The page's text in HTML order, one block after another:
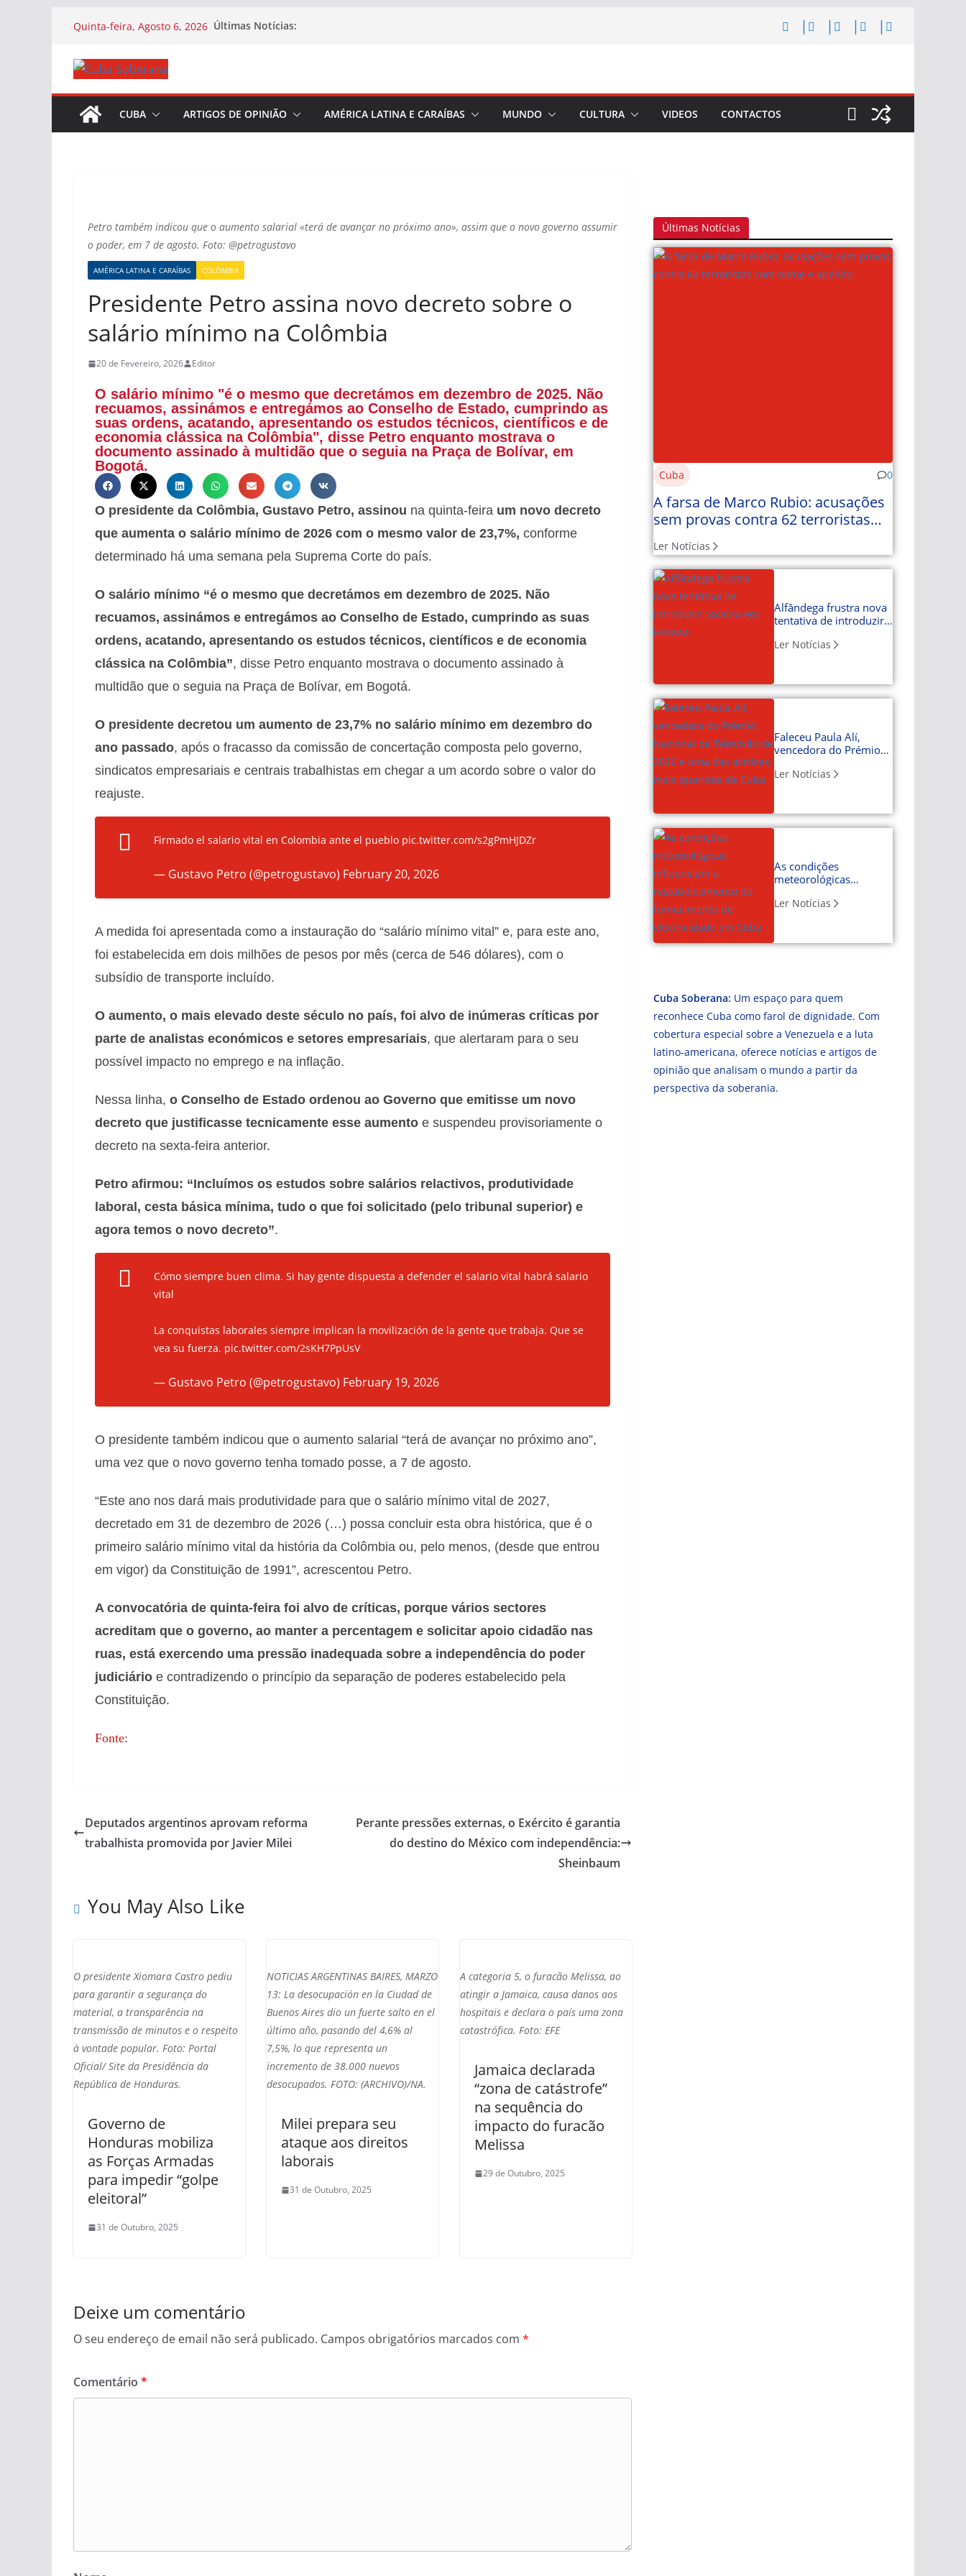
Quinta-feira, Agosto 6, 2026 Últimas Notícias:
CUBA ARTIGOS DE OPINIÃO AMÉRICA LATINA E CARAÍBAS MUNDO CULTURA VIDEOS CONTACTOS
Petro também indicou que o aumento salarial «terá de avançar no próximo ano», assim que o novo governo assumir
o poder, em 7 de agosto. Foto: @petrogustavo
AMÉRICA LATINA E CARAÍBAS COLÔMBIA
Presidente Petro assina novo decreto sobre o
salário mínimo na Colômbia
20 de Fevereiro, 2026 Editor
O salário mínimo "é o mesmo que decretámos em dezembro de 2025. Não
recuamos, assinámos e entregámos ao Conselho de Estado, cumprindo as
suas ordens, acatando, apresentando os estudos técnicos, científicos e de
economia clássica na Colômbia", disse Petro enquanto mostrava o
documento assinado à multidão que o seguia na Praça de Bolívar, em
Bogotá.
O presidente da Colômbia, Gustavo Petro, assinou na quinta-feira um novo decreto
que aumenta o salário mínimo de 2026 com o mesmo valor de 23,7%, conforme
determinado há uma semana pela Suprema Corte do país.
O salário mínimo “é o mesmo que decretámos em dezembro de 2025. Não
recuamos, assinámos e entregámos ao Conselho de Estado, cumprindo as suas
ordens, acatando, apresentando os estudos técnicos, científicos e de economia
clássica na Colômbia”, disse Petro enquanto mostrava o documento assinado à
multidão que o seguia na Praça de Bolívar, em Bogotá.
O presidente decretou um aumento de 23,7% no salário mínimo em dezembro do
ano passado, após o fracasso da comissão de concertação composta pelo governo,
sindicatos empresariais e centrais trabalhistas em chegar a um acordo sobre o valor do
reajuste.
Firmado el salario vital en Colombia ante el pueblo pic.twitter.com/s2gPmHJDZr
— Gustavo Petro (@petrogustavo) February 20, 2026
A medida foi apresentada como a instauração do “salário mínimo vital” e, para este ano,
foi estabelecida em dois milhões de pesos por mês (cerca de 546 dólares), com o
subsídio de transporte incluído.
O aumento, o mais elevado deste século no país, foi alvo de inúmeras críticas por
parte de analistas económicos e setores empresariais, que alertaram para o seu
possível impacto no emprego e na inflação.
Nessa linha, o Conselho de Estado ordenou ao Governo que emitisse um novo
decreto que justificasse tecnicamente esse aumento e suspendeu provisoriamente o
decreto na sexta-feira anterior.
Petro afirmou: “Incluímos os estudos sobre salários relactivos, produtividade
laboral, cesta básica mínima, tudo o que foi solicitado (pelo tribunal superior) e
agora temos o novo decreto”.
Cómo siempre buen clima. Si hay gente dispuesta a defender el salario vital habrá salario
vital
La conquistas laborales siempre implican la movilización de la gente que trabaja. Que se
vea su fuerza. pic.twitter.com/2sKH7PpUsV
— Gustavo Petro (@petrogustavo) February 19, 2026
O presidente também indicou que o aumento salarial “terá de avançar no próximo ano”,
uma vez que o novo governo tenha tomado posse, a 7 de agosto.
“Este ano nos dará mais produtividade para que o salário mínimo vital de 2027,
decretado em 31 de dezembro de 2026 (…) possa concluir esta obra histórica, que é o
primeiro salário mínimo vital da história da Colômbia ou, pelo menos, (desde que entrou
em vigor) da Constituição de 1991”, acrescentou Petro.
A convocatória de quinta-feira foi alvo de críticas, porque vários sectores
acreditam que o governo, ao manter a percentagem e solicitar apoio cidadão nas
ruas, está exercendo uma pressão inadequada sobre a independência do poder
judiciário e contradizendo o princípio da separação de poderes estabelecido pela
Constituição.
Fonte:
Deputados argentinos aprovam reforma
trabalhista promovida por Javier Milei
Perante pressões externas, o Exército é garantia
do destino do México com independência:
Sheinbaum
You May Also Like
O presidente Xiomara Castro pediu
para garantir a segurança do
material, a transparência na
transmissão de minutos e o respeito
à vontade popular. Foto: Portal
Oficial/ Site da Presidência da
República de Honduras.
Governo de
Honduras mobiliza
as Forças Armadas
para impedir “golpe
eleitoral”
31 de Outubro, 2025
NOTICIAS ARGENTINAS BAIRES, MARZO
13: La desocupación en la Ciudad de
Buenos Aires dio un fuerte salto en el
último año, pasando del 4,6% al
7,5%, lo que representa un
incremento de 38.000 nuevos
desocupados. FOTO: (ARCHIVO)/NA.
Milei prepara seu
ataque aos direitos
laborais
31 de Outubro, 2025
A categoria 5, o furacão Melissa, ao
atingir a Jamaica, causa danos aos
hospitais e declara o país uma zona
catastrófica. Foto: EFE
Jamaica declarada
“zona de catástrofe”
na sequência do
impacto do furacão
Melissa
29 de Outubro, 2025
Deixe um comentário
O seu endereço de email não será publicado. Campos obrigatórios marcados com *
Comentário *
Últimas Notícias
Cuba 0
A farsa de Marco Rubio: acusações
sem provas contra 62 terroristas
Ler Notícias
Alfândega frustra nova
tentativa de introduzir
Ler Notícias
Faleceu Paula Alí,
vencedora do Prémio
de 2026 e uma das
Ler Notícias
As condições
meteorológicas
restabelecimento do
Ler Notícias
Cuba Soberana: Um espaço para quem
reconhece Cuba como farol de dignidade. Com
cobertura especial sobre a Venezuela e a luta
latino-americana, oferece notícias e artigos de
opinião que analisam o mundo a partir da
perspectiva da soberania.